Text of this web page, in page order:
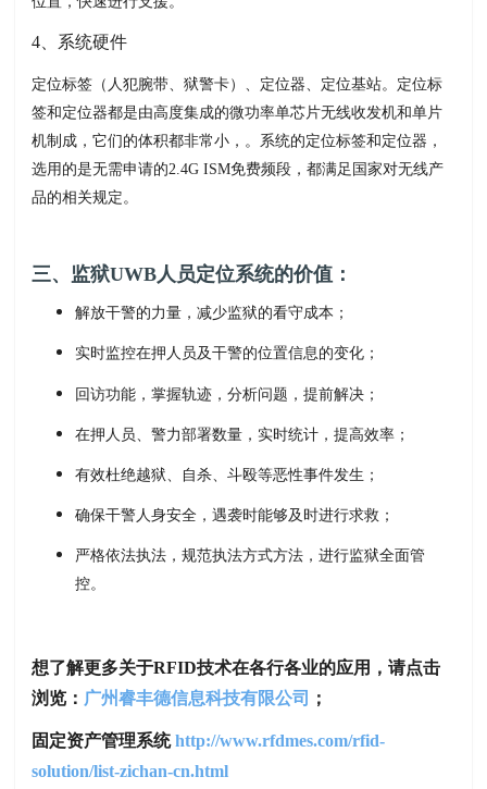
4、系统硬件
定位标签（人犯腕带、狱警卡）、定位器、定位基站。定位标
签和定位器都是由高度集成的微功率单芯片无线收发机和单片
机制成，它们的体积都非常小，。系统的定位标签和定位器，
选用的是无需申请的2.4G ISM免费频段，都满足国家对无线产
品的相关规定。
三、监狱UWB人员定位系统的价值：
解放干警的力量，减少监狱的看守成本；
实时监控在押人员及干警的位置信息的变化；
回访功能，掌握轨迹，分析问题，提前解决；
在押人员、警力部署数量，实时统计，提高效率；
有效杜绝越狱、自杀、斗殴等恶性事件发生；
确保干警人身安全，遇袭时能够及时进行求救；
严格依法执法，规范执法方式方法，进行监狱全面管
控。
想了解更多关于RFID技术在各行各业的应用，请点击
浏览： 广州睿丰德信息科技有限公司 ；
固定资产管理系统http://www.rfdmes.com/rfid-
solution/list-zichan-cn.html